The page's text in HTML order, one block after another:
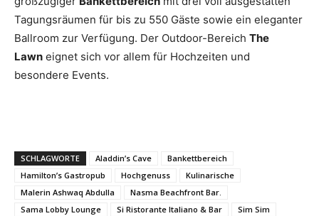
Tagungsräumen für bis zu 550 Gäste sowie ein eleganter
Ballroom zur Verfügung. Der Outdoor-Bereich The
Lawn eignet sich vor allem für Hochzeiten und
besondere Events.
SCHLAGWORTE Aladdin’s Cave
Bankettbereich
Hamilton’s Gastropub
Hochgenuss
Kulinarische
Malerin Ashwaq Abdulla
Nasma Beachfront Bar.
Sama Lobby Lounge
Si Ristorante Italiano & Bar
Sim Sim